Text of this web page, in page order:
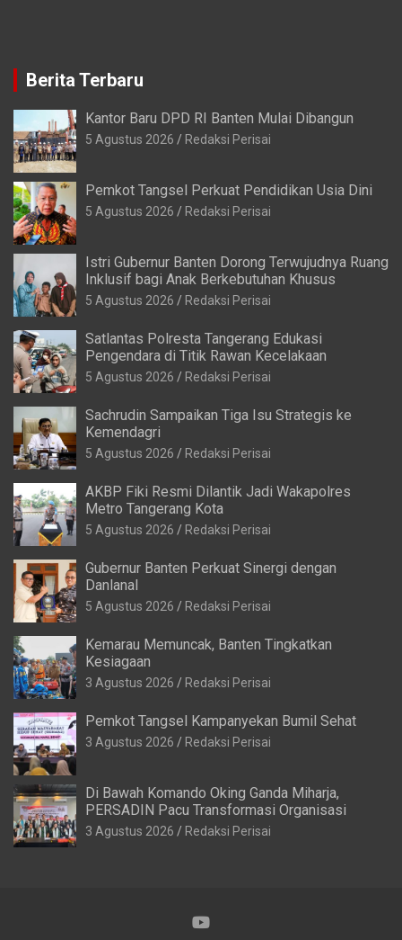
Berita Terbaru
Kantor Baru DPD RI Banten Mulai Dibangun
5 Agustus 2026 Redaksi Perisai
Pemkot Tangsel Perkuat Pendidikan Usia Dini
5 Agustus 2026 Redaksi Perisai
Istri Gubernur Banten Dorong Terwujudnya Ruang
Inklusif bagi Anak Berkebutuhan Khusus
5 Agustus 2026 Redaksi Perisai
Satlantas Polresta Tangerang Edukasi
Pengendara di Titik Rawan Kecelakaan
5 Agustus 2026 Redaksi Perisai
Sachrudin Sampaikan Tiga Isu Strategis ke
Kemendagri
5 Agustus 2026 Redaksi Perisai
AKBP Fiki Resmi Dilantik Jadi Wakapolres
Metro Tangerang Kota
5 Agustus 2026 Redaksi Perisai
Gubernur Banten Perkuat Sinergi dengan
Danlanal
5 Agustus 2026 Redaksi Perisai
Kemarau Memuncak, Banten Tingkatkan
Kesiagaan
3 Agustus 2026 Redaksi Perisai
Pemkot Tangsel Kampanyekan Bumil Sehat
3 Agustus 2026 Redaksi Perisai
Di Bawah Komando Oking Ganda Miharja,
PERSADIN Pacu Transformasi Organisasi
3 Agustus 2026 Redaksi Perisai